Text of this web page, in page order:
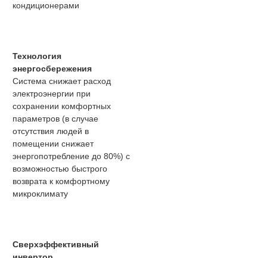
кондиционерами
Технология
энергосбережения
Система снижает расход
электроэнергии при
сохранении комфортных
параметров (в случае
отсутствия людей в
помещении снижает
энергопотребление до 80%) с
возможностью быстрого
возврата к комфортному
микроклимату
Сверхэффективный